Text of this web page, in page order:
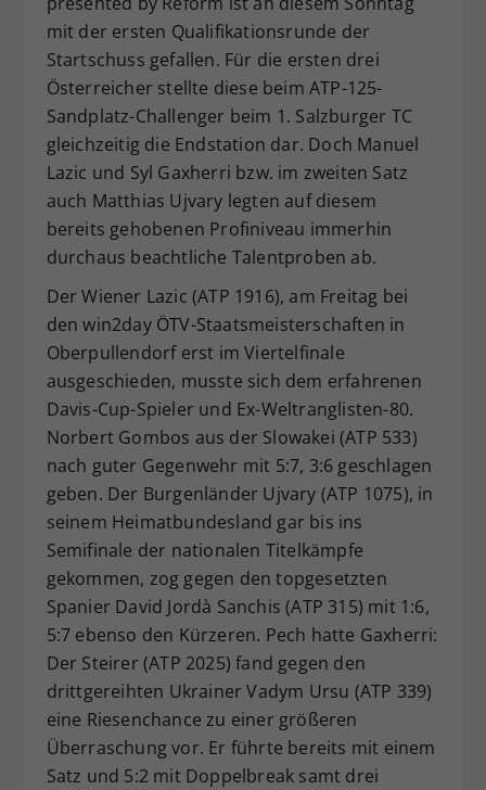
mit der ersten Qualifikationsrunde der
Startschuss gefallen. Für die ersten drei
Österreicher stellte diese beim ATP-125-
Sandplatz-Challenger beim 1. Salzburger TC
gleichzeitig die Endstation dar. Doch Manuel
Lazic und Syl Gaxherri bzw. im zweiten Satz
auch Matthias Ujvary legten auf diesem
bereits gehobenen Profiniveau immerhin
durchaus beachtliche Talentproben ab.
Der Wiener Lazic (ATP 1916), am Freitag bei
den win2day ÖTV-Staatsmeisterschaften in
Oberpullendorf erst im Viertelfinale
ausgeschieden, musste sich dem erfahrenen
Davis-Cup-Spieler und Ex-Weltranglisten-80.
Norbert Gombos aus der Slowakei (ATP 533)
nach guter Gegenwehr mit 5:7, 3:6 geschlagen
geben. Der Burgenländer Ujvary (ATP 1075), in
seinem Heimatbundesland gar bis ins
Semifinale der nationalen Titelkämpfe
gekommen, zog gegen den topgesetzten
Spanier David Jordà Sanchis (ATP 315) mit 1:6,
5:7 ebenso den Kürzeren. Pech hatte Gaxherri:
Der Steirer (ATP 2025) fand gegen den
drittgereihten Ukrainer Vadym Ursu (ATP 339)
eine Riesenchance zu einer größeren
Überraschung vor. Er führte bereits mit einem
Satz und 5:2 mit Doppelbreak samt drei
Zweck
Dieser Wert speichert Ihre Consent-
Einstellungen. Unter anderem eine
zufällig generierte ID, für die
historische Speicherung Ihrer
vorgenommen Einstellungen, falls der
Webseiten-Betreiber dies eingestellt
hat.